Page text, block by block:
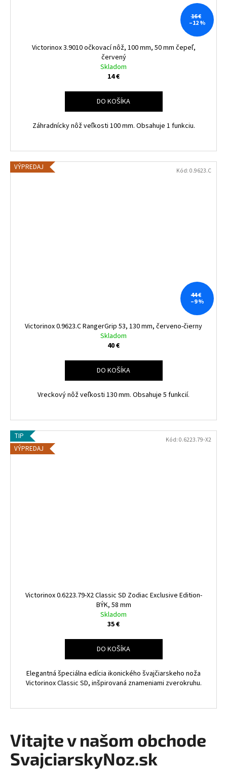
16 €
–12 %
Victorinox 3.9010 očkovací nôž, 100 mm, 50 mm čepeľ,
červený
Skladom
14 €
DO KOŠÍKA
Záhradnícky nôž veľkosti 100 mm. Obsahuje 1 funkciu.
VÝPREDAJ
44 €
–9 %
Victorinox 0.9623.C RangerGrip 53, 130 mm, červeno-čierny
Skladom
40 €
DO KOŠÍKA
Vreckový nôž veľkosti 130 mm. Obsahuje 5 funkcií.
Kód:0.9623.C
TIP
VÝPREDAJ
Victorinox 0.6223.79-X2 Classic SD Zodiac Exclusive Edition-
BÝK, 58 mm
Skladom
35 €
DO KOŠÍKA
Elegantná špeciálna edícia ikonického švajčiarskeho noža
Victorinox Classic SD, inšpirovaná znameniami zverokruhu.
Kód:0.6223.79-X2
Vitajte v našom obchode
SvajciarskyNoz.sk